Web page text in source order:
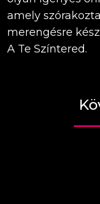
amely
merengésre
A Te Színtered.